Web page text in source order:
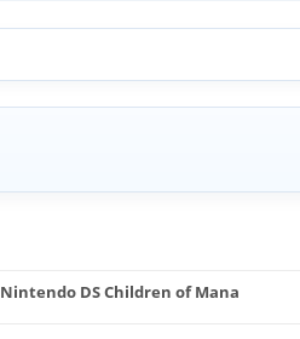
Nintendo DS Children of Mana